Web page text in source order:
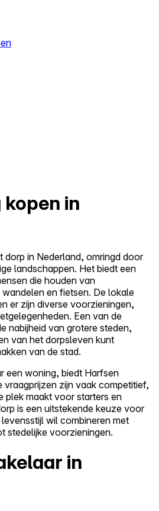
kopen in
dorp in Nederland, omringd door
landschappen. Het biedt een
die houden van
en fietsen. De lokale
er zijn diverse voorzieningen,
Een van de
nabijheid van grotere steden,
van het dorpsleven kunt
van de stad.
een woning, biedt Harfsen
vraagprijzen zijn vaak competitief,
plek maakt voor starters en
is een uitstekende keuze voor
wil combineren met
stedelijke voorzieningen.
in